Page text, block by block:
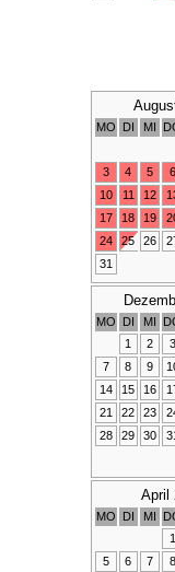
MO DI MI
3
4 5 6
10
11 12
17
18 19
24
25 26
31
MO DI MI
1
2 3
7
8 9
14
15 16
21
22 23
28
29 30
April
MO DI MI
1
5
6 7 8